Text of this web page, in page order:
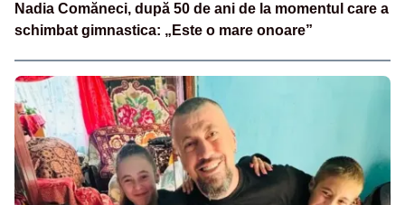
Nadia Comăneci, după 50 de ani de la momentul care a
schimbat gimnastica: „Este o mare onoare”